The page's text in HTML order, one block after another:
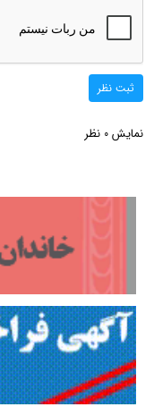
ثبت نظر
نمایش 0 نظر